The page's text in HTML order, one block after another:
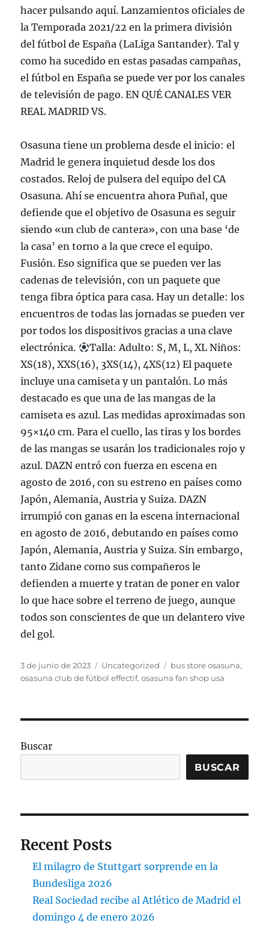
hacer pulsando aquí. Lanzamientos oficiales de
la Temporada 2021/22 en la primera división
del fútbol de España (LaLiga Santander). Tal y
como ha sucedido en estas pasadas campañas,
el fútbol en España se puede ver por los canales
de televisión de pago. EN QUÉ CANALES VER
REAL MADRID VS.
Osasuna tiene un problema desde el inicio: el
Madrid le genera inquietud desde los dos
costados. Reloj de pulsera del equipo del CA
Osasuna. Ahí se encuentra ahora Puñal, que
defiende que el objetivo de Osasuna es seguir
siendo «un club de cantera», con una base ‘de
la casa’ en torno a la que crece el equipo.
Fusión. Eso significa que se pueden ver las
cadenas de televisión, con un paquete que
tenga fibra óptica para casa. Hay un detalle: los
encuentros de todas las jornadas se pueden ver
por todos los dispositivos gracias a una clave
electrónica.
Talla: Adulto: S, M, L, XL Niños:
XS(18), XXS(16), 3XS(14), 4XS(12) El paquete
incluye una camiseta y un pantalón. Lo más
destacado es que una de las mangas de la
camiseta es azul. Las medidas aproximadas son
95×140 cm. Para el cuello, las tiras y los bordes
de las mangas se usarán los tradicionales rojo y
azul. DAZN entró con fuerza en escena en
agosto de 2016, con su estreno en países como
Japón, Alemania, Austria y Suiza. DAZN
irrumpió con ganas en la escena internacional
en agosto de 2016, debutando en países como
Japón, Alemania, Austria y Suiza. Sin embargo,
tanto Zidane como sus compañeros le
defienden a muerte y tratan de poner en valor
lo que hace sobre el terreno de juego, aunque
todos son conscientes de que un delantero vive
del gol.
Publicado
el
3 de junio de 2023 Categorías
Uncategorized Etiquetas
bus store osasuna,
osasuna club de fútbol effectif,osasuna fan shop usa
Buscar
BUSCAR
Recent Posts
El milagro de Stuttgart sorprende en la
Bundesliga 2026
Real Sociedad recibe al Atlético de Madrid el
domingo 4 de enero 2026